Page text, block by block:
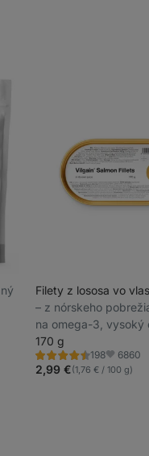
Filety z lososa vo
⁠–⁠ z nórskeho
na omega-3, vysoký
bielkovín
170 g
198
Hodnotenie
4.5/5,
198
Obľúbené
6860
2,99 €(1,76 € / 100 g)